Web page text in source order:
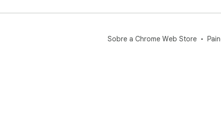
Sobre a Chrome Web Store